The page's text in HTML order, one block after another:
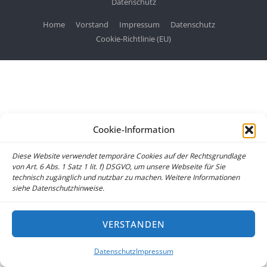
Cookie-Information
Diese Website verwendet temporäre Cookies auf der Rechtsgrundlage
von Art. 6 Abs. 1 Satz 1 lit. f) DSGVO, um unsere Webseite für Sie
technisch zugänglich und nutzbar zu machen. Weitere Informationen
siehe Datenschutzhinweise.
VERSTANDEN
DatenschutzImpressum
Home Vorstand Impressum
Datenschutz
Cookie-Richtlinie (EU)